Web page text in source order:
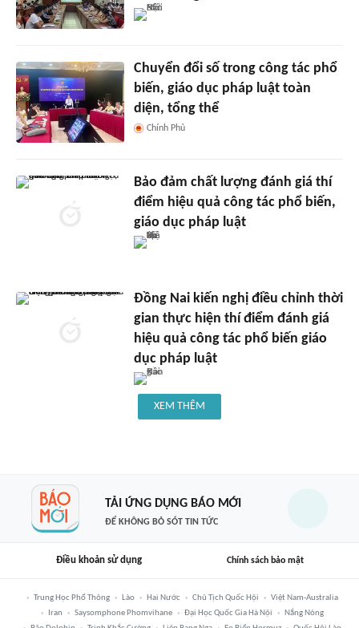
Chuyển đổi số trong công tác phổ
biến, giáo dục pháp luật toàn
diện, tổng thể
Chính Phủ
Bảo đảm chất lượng đánh giá thí
điểm hiệu quả công tác phổ biến,
giáo dục pháp luật
Đồng Nai kiến nghị điều chỉnh thời
gian thực hiện thí điểm đánh giá
hiệu quả công tác phổ biến giáo
dục pháp luật
XEM THÊM
TẢI ỨNG DỤNG BÁO MỚI
ĐỂ KHÔNG BỎ SÓT TIN TỨC
Điều khoản sử dụng Chính sách bảo mật
Trung Học Phổ Thông Lào Hai Nước Chủ Tịch Quốc Hội
Việt Nam-Australia
Iran
Saysomphone Phomvihane Đại Học Quốc Gia Hà Nội
Nắng Nóng